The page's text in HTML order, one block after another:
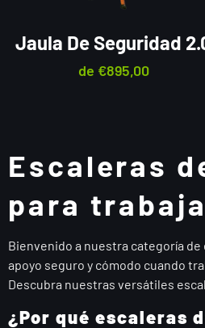
Jaula De Seguridad
de €895,00
Escaleras
para
Bienvenido a nuestra categoría
apoyo seguro y cómodo cuando
Descubra nuestras versátiles
¿Por qué escaleras